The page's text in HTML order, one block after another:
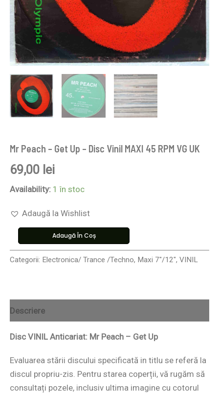
Mr Peach – Get Up – Disc Vinil MAXI 45 RPM VG UK
69,00 lei
Availability: 1 în stoc
Adaugă la Wishlist
Adaugă În Coș
Categorii: Electronica/ Trance /Techno, Maxi 7"/12", VINIL
Descriere
Disc VINIL Anticariat: Mr Peach – Get Up
Evaluarea stării discului specificată in titlu se referă la
discul propriu-zis. Pentru starea coperții, vă rugăm să
consultați pozele, inclusiv ultima imagine cu cotorul